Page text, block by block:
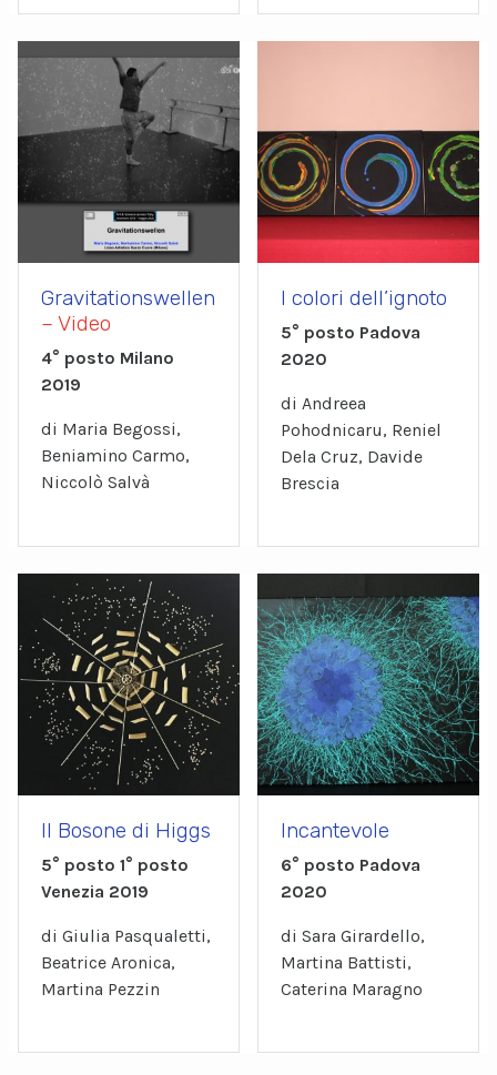
Gravitationswellen
– Video
4° posto Milano
2019
di Maria Begossi,
Beniamino Carmo,
Niccolò Salvà
I colori dell’ignoto
5° posto Padova
2020
di Andreea
Pohodnicaru, Reniel
Dela Cruz, Davide
Brescia
Il Bosone di Higgs
5° posto 1° posto
Venezia 2019
di Giulia Pasqualetti,
Beatrice Aronica,
Martina Pezzin
Incantevole
6° posto Padova
2020
di Sara Girardello,
Martina Battisti,
Caterina Maragno